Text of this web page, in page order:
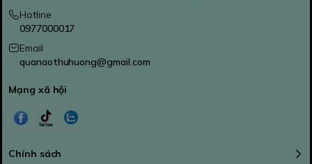
Hotline
0977000017
Email
quanaothuhuong@gmail.com
Mạng xã hội
Chính sách